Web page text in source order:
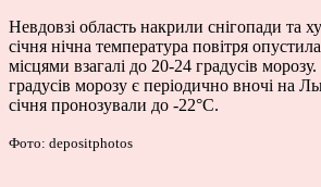
Невдовзі область накрили снігопади та
січня нічна температура повітря
місцями взагалі до 20-24 градусів
градусів морозу є періодично вночі на
січня пронозували до -22°С.
Фото: depositphotos